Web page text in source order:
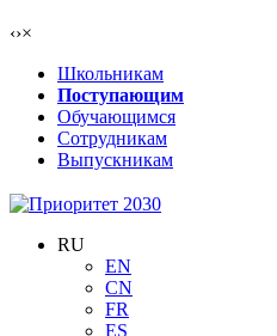
‹›×
Школьникам
Поступающим
Обучающимся
Сотрудникам
Выпускникам
RU
EN
CN
FR
ES